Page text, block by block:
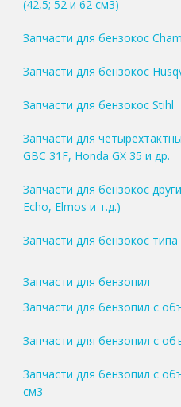
(42,5; 52 и 62 см3)
Запчасти для бензокос
Запчасти для бензокос
Запчасти для бензокос Stihl
Запчасти для
GBC 31F, Honda GX 35 и др.
Запчасти для бензокос
Echo, Elmos и т.д.)
Запчасти для бензокос
Запчасти для бензопил
Запчасти для бензопил с
Запчасти для бензопил с
Запчасти для бензопил с
см3